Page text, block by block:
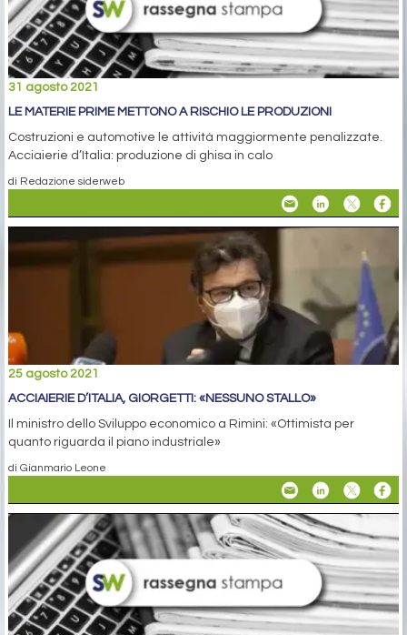
31 agosto 2021
LE MATERIE PRIME METTONO A RISCHIO LE PRODUZIONI
Costruzioni e automotive le attività maggiormente penalizzate.
Acciaierie d’Italia: produzione di ghisa in calo
di Redazione siderweb
25 agosto 2021
ACCIAIERIE D’ITALIA, GIORGETTI: «NESSUNO STALLO»
Il ministro dello Sviluppo economico a Rimini: «Ottimista per
quanto riguarda il piano industriale»
di Gianmario Leone